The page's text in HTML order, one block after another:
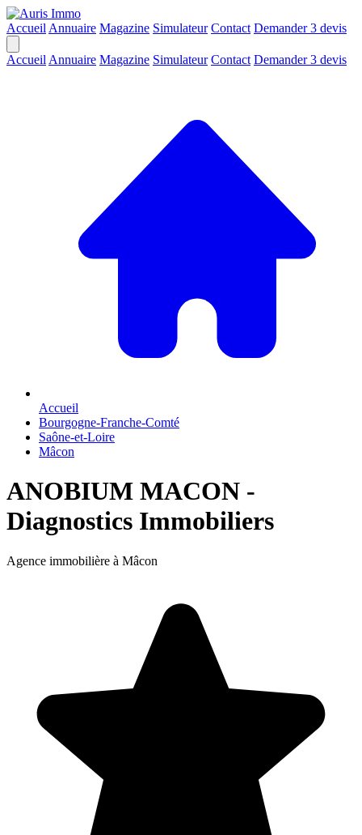
Accueil Annuaire Magazine Simulateur Contact Demander 3 devis
Accueil Annuaire Magazine Simulateur Contact Demander 3 devis
Accueil
Bourgogne-Franche-Comté
Saône-et-Loire
Mâcon
ANOBIUM MACON -
Diagnostics Immobiliers
Agence immobilière à Mâcon